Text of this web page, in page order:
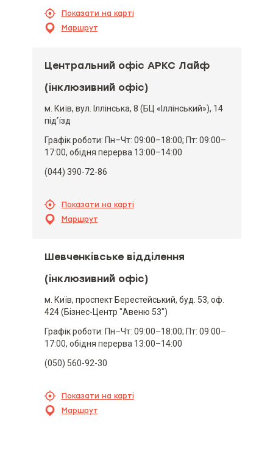
Показати на карті
Маршрут
Центральний офіс АРКС Лайф
(інклюзивний офіс)
м. Київ, вул. Іллінська, 8 (БЦ «Іллінський»), 14
під’їзд
Графік роботи: Пн–Чт: 09:00–18:00; Пт: 09:00–
17:00, обідня перерва 13:00–14:00
(044) 390-72-86
Показати на карті
Маршрут
Шевченківське відділення
(інклюзивний офіс)
м. Київ, проспект Берестейський, буд. 53, оф.
424 (Бізнес-Центр "Авеню 53")
Графік роботи: Пн–Чт: 09:00–18:00; Пт: 09:00–
17:00, обідня перерва 13:00–14:00
(050) 560-92-30
Показати на карті
Маршрут